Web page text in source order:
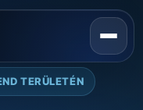
TERÜLETÉN